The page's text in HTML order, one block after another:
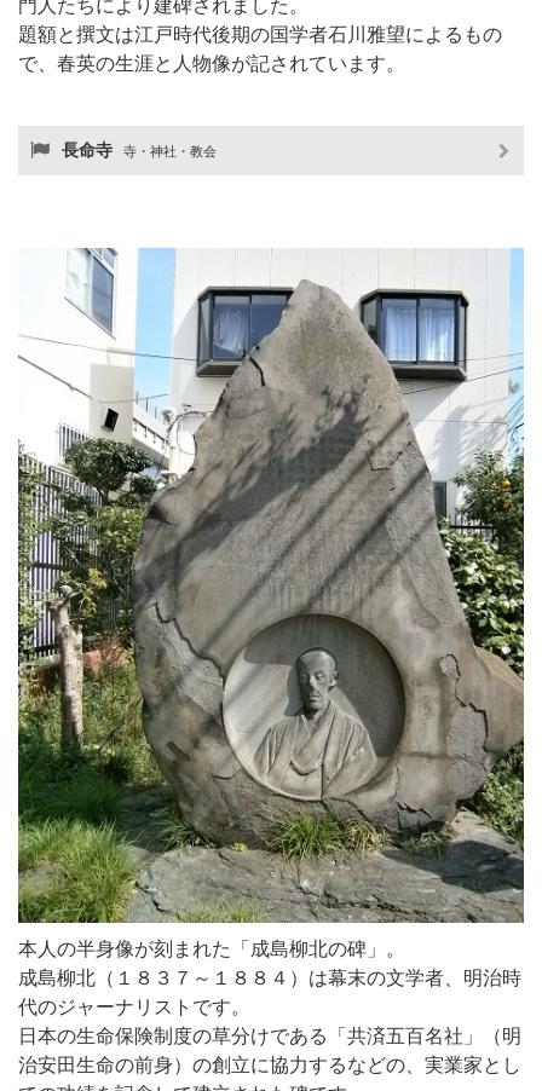
門人たちにより建碑されました。
題額と撰文は江戸時代後期の国学者石川雅望によるもの
で、春英の生涯と人物像が記されています。
長命寺 寺・神社・教会
本人の半身像が刻まれた「成島柳北の碑」。
成島柳北（１８３７～１８８４）は幕末の文学者、明治時
代のジャーナリストです。
日本の生命保険制度の草分けである「共済五百名社」（明
治安田生命の前身）の創立に協力するなどの、実業家とし